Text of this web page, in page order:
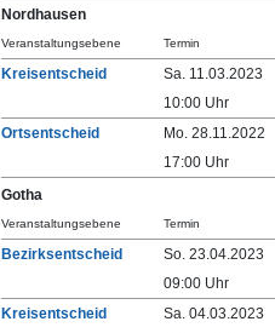
Nordhausen
Veranstaltungsebene Termin
Kreisentscheid
Sa. 11.03.2023
10:00 Uhr
Ortsentscheid
Mo. 28.11.2022
17:00 Uhr
Gotha
Veranstaltungsebene Termin
Bezirksentscheid
So. 23.04.2023
09:00 Uhr
Kreisentscheid
Sa. 04.03.2023